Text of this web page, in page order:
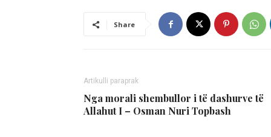
Share
Artikulli paraprak
Nga morali shembullor i të dashurve të
Allahut I – Osman Nuri Topbash